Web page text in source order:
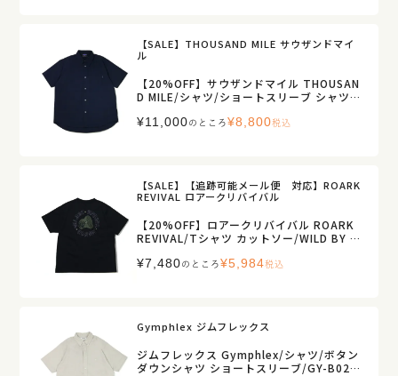
【SALE】THOUSAND MILE サウザンドマイ
ル
【20%OFF】サウザンドマイル THOUSAN
D MILE/シャツ/ショートスリーブ シャツ
規取扱】
¥11,000 のところ¥8,800税込
【SALE】【追跡可能メール便 対応】ROARK
REVIVAL ロアークリバイバル
【20%OFF】ロアークリバイバル ROARK
REVIVAL/Tシャツ カットソー/WILD BY N
TJF1222/メンズ【正規取扱】
¥7,480 のところ¥5,984税込
Gymphlex ジムフレックス
ジムフレックス Gymphlex/シャツ/ボタン
ダウンシャツ ショートスリーブ/GY-B0244